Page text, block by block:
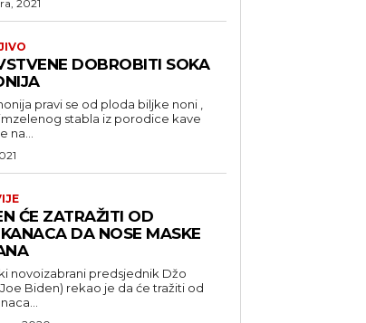
2021
DOBROBITI SOKA
pravi se od ploda biljke noni ,
stabla iz porodice kave
na...
ĆE ZATRAŽITI OD
DA NOSE MASKE
Biden) rekao je da će tražiti od